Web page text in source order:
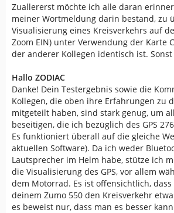
Zuallererst möchte ich alle daran
meiner Wortmeldung darin bestand, zu
Visualisierung eines Kreisverkehrs auf
Zoom EIN) unter Verwendung der Karte
der anderer Kollegen identisch ist.
Hallo ZODIAC
Danke! Dein Testergebnis sowie die
Kollegen, die oben ihre Erfahrungen zu
mitgeteilt haben, sind stark genug, um
beseitigen, die ich bezüglich des GPS
Es funktioniert überall auf die gleiche
aktuellen Software). Da ich weder
Lautsprecher im Helm habe, stütze ich
die Visualisierung des GPS, vor allem
dem Motorrad. Es ist offensichtlich,
deinem Zumo 550 den Kreisverkehr
es beweist nur, dass man es besser